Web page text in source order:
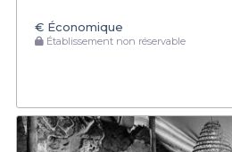
€ Économique
Établissement non réservable